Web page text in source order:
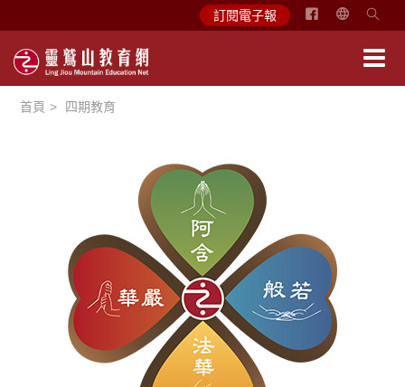
訂閱電子報
简
首頁 四期教育